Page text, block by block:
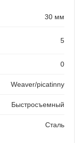
30 мм
5
0
Weaver/picatinny
Быстросъемный
Сталь